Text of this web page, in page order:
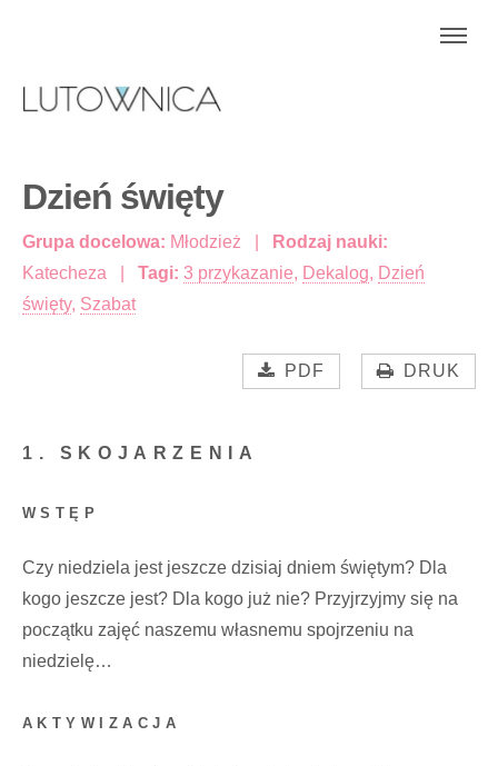
Dzień święty
Grupa docelowa: Młodzież
Rodzaj nauki:
Katecheza
Tagi: 3 przykazanie, Dekalog, Dzień
święty, Szabat
PDF DRUK
1. SKOJARZENIA
WSTĘP
Czy niedziela jest jeszcze dzisiaj dniem świętym? Dla
kogo jeszcze jest? Dla kogo już nie? Przyjrzyjmy się na
początku zajęć naszemu własnemu spojrzeniu na
niedzielę…
AKTYWIZACJA